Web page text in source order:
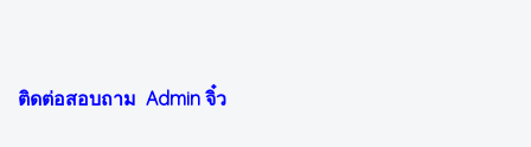
ติดต่อสอบถาม Admin จิ๋ว